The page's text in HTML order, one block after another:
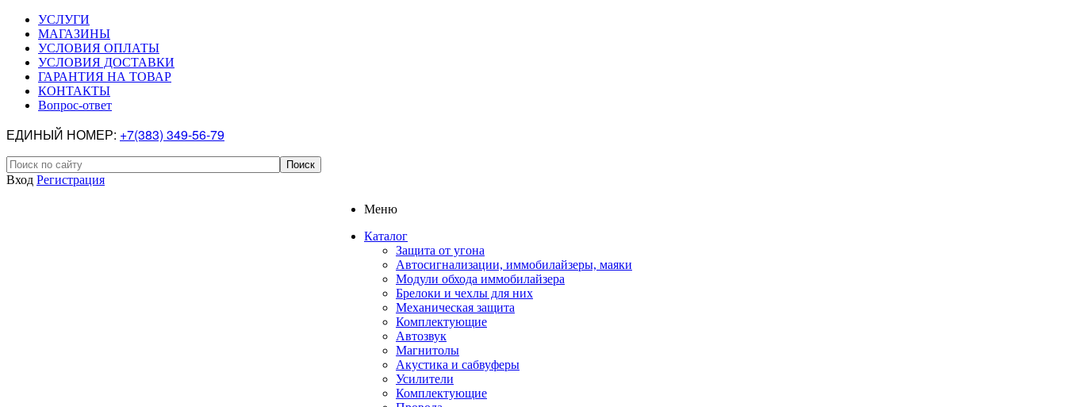
УСЛУГИ
МАГАЗИНЫ
УСЛОВИЯ ОПЛАТЫ
УСЛОВИЯ ДОСТАВКИ
ГАРАНТИЯ НА ТОВАР
КОНТАКТЫ
Вопрос-ответ
ЕДИНЫЙ НОМЕР: +7(383) 349-56-79
Вход Регистрация
Меню
Каталог
Защита от угона
Автосигнализации, иммобилайзеры, маяки
Модули обхода иммобилайзера
Брелоки и чехлы для них
Механическая защита
Комплектующие
Автозвук
Магнитолы
Акустика и сабвуферы
Усилители
Комплектующие